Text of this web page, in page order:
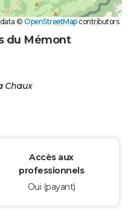
© OpenStreetMapcontributors
du Mémont
Chaux
Accès aux
professionnels
Oui (payant)